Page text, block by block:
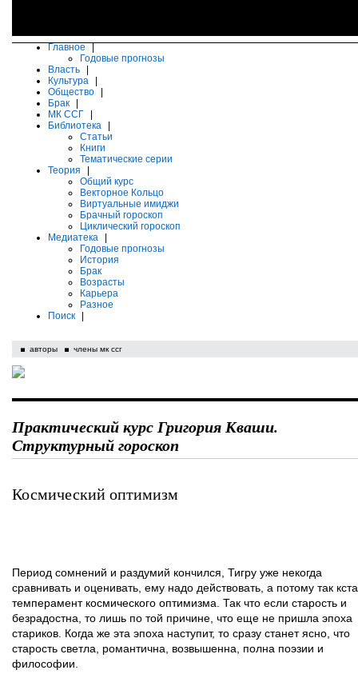
Главное
Годовые прогнозы
Власть
Культура
Общество
Брак
МК ССГ
Библиотека
Статьи
Книги
Тематические серии
Теория
Общий курс
Векторное Кольцо
Виртуальные имиджи
Брачный гороскоп
Циклический гороскоп
Медиатека
Годовые прогнозы
История
Брак
Возрасты
Карьера
Разное
Поиск
авторы члены мк ссг
Практический курс Григория Кваши.
Структурный гороскоп
Космический оптимизм
Период сомнений и раздумий кончился, Тигру уже некогда
сравнивать и оценивать, ему надо действовать, а потому так
темперамент космического оптимизма. Так что если старость и
безрадостна, то лишь по той причине, что еще не пришла эпоха
стариков. Когда же эта эпоха наступит, то сразу станет ясно, что
старость светла, романтична, возвышенна, полна поэзии и
философии.